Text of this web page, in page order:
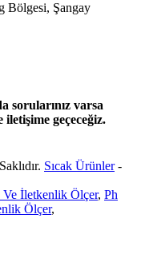
Bölgesi, Şangay
sorularınız varsa
iletişime geçeceğiz.
Sıcak Ürünler-
Ve İletkenlik Ölçer, Ph
Ölçer,